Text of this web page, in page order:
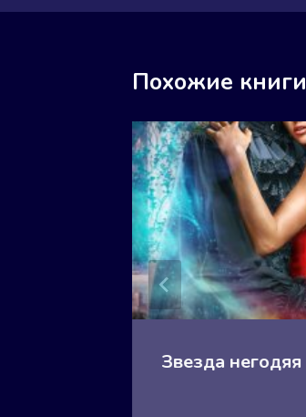
Похожие книги
Звезда негодяя